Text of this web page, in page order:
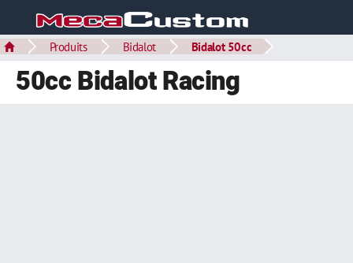
Produits Bidalot Bidalot 50cc
50cc Bidalot Racing